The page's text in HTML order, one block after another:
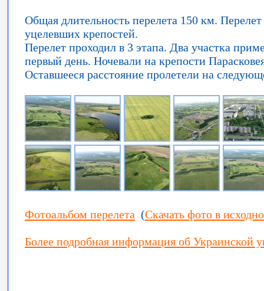
Общая длительность перелета 150 км.
уцелевших крепостей.
Перелет проходил в 3 этапа. Два участка
первый день. Ночевали на крепости
Оставшееся расстояние пролетели на
Фотоальбом перелета (Скачать фото в
Более подробная информация об Украинской